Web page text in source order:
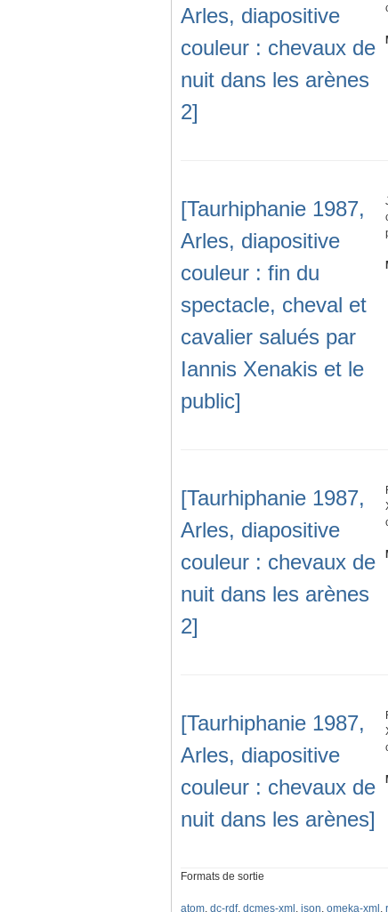
Arles, diapositive
couleur : chevaux de
nuit dans les arènes
2]
[Taurhiphanie 1987,
Arles, diapositive
couleur : fin du
spectacle, cheval et
cavalier salués par
Iannis Xenakis et le
public]
[Taurhiphanie 1987,
Arles, diapositive
couleur : chevaux de
nuit dans les arènes
2]
[Taurhiphanie 1987,
Arles, diapositive
couleur : chevaux de
nuit dans les arènes]
Formats de sortie
atom, dc-rdf, dcmes-xml , json, omeka-xml ,